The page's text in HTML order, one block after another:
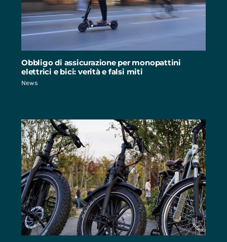
Obbligo di assicurazione per monopattini
elettrici e bici: verità e falsi miti
News